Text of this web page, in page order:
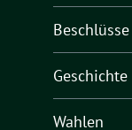
Beschlüsse
Geschichte
Wahlen